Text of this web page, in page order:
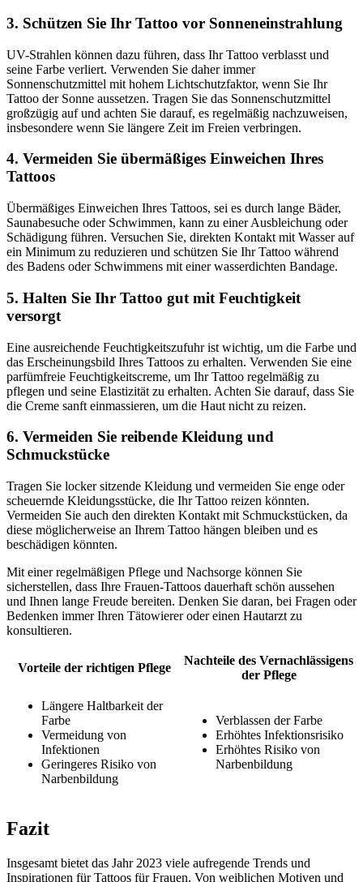
3. Schützen Sie Ihr Tattoo vor Sonneneinstrahlung
UV-Strahlen können dazu führen, dass Ihr Tattoo verblasst und
seine Farbe verliert. Verwenden Sie daher immer
Sonnenschutzmittel mit hohem Lichtschutzfaktor, wenn Sie Ihr
Tattoo der Sonne aussetzen. Tragen Sie das Sonnenschutzmittel
großzügig auf und achten Sie darauf, es regelmäßig nachzuweisen,
insbesondere wenn Sie längere Zeit im Freien verbringen.
4. Vermeiden Sie übermäßiges Einweichen Ihres
Tattoos
Übermäßiges Einweichen Ihres Tattoos, sei es durch lange Bäder,
Saunabesuche oder Schwimmen, kann zu einer Ausbleichung oder
Schädigung führen. Versuchen Sie, direkten Kontakt mit Wasser auf
ein Minimum zu reduzieren und schützen Sie Ihr Tattoo während
des Badens oder Schwimmens mit einer wasserdichten Bandage.
5. Halten Sie Ihr Tattoo gut mit Feuchtigkeit
versorgt
Eine ausreichende Feuchtigkeitszufuhr ist wichtig, um die Farbe und
das Erscheinungsbild Ihres Tattoos zu erhalten. Verwenden Sie eine
parfümfreie Feuchtigkeitscreme, um Ihr Tattoo regelmäßig zu
pflegen und seine Elastizität zu erhalten. Achten Sie darauf, dass Sie
die Creme sanft einmassieren, um die Haut nicht zu reizen.
6. Vermeiden Sie reibende Kleidung und
Schmuckstücke
Tragen Sie locker sitzende Kleidung und vermeiden Sie enge oder
scheuernde Kleidungsstücke, die Ihr Tattoo reizen könnten.
Vermeiden Sie auch den direkten Kontakt mit Schmuckstücken, da
diese möglicherweise an Ihrem Tattoo hängen bleiben und es
beschädigen könnten.
Mit einer regelmäßigen Pflege und Nachsorge können Sie
sicherstellen, dass Ihre Frauen-Tattoos dauerhaft schön aussehen
und Ihnen lange Freude bereiten. Denken Sie daran, bei Fragen oder
Bedenken immer Ihren Tätowierer oder einen Hautarzt zu
konsultieren.
Vorteile der richtigen Pflege
Nachteile des Vernachlässigens
der Pflege
Längere Haltbarkeit der
Farbe
Vermeidung von
Infektionen
Geringeres Risiko von
Narbenbildung
Verblassen der Farbe
Erhöhtes Infektionsrisiko
Erhöhtes Risiko von
Narbenbildung
Fazit
Insgesamt bietet das Jahr 2023 viele aufregende Trends und
Inspirationen für Tattoos für Frauen. Von weiblichen Motiven und